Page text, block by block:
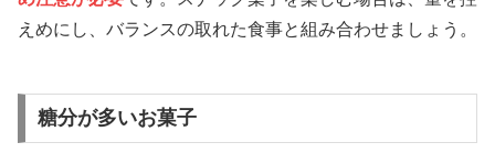
えめにし、バランスの取れた食事と組み合わせましょう。
糖分が多いお菓子